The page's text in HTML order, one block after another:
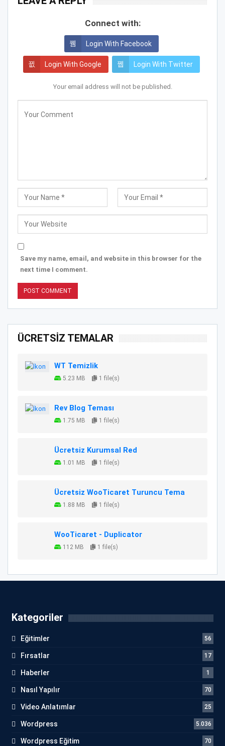
Connect with:
Login With Facebook
Login With Google Login With Twitter
Your email address will not be published.
Save my name, email, and website in this browser for the
next time I comment.
ÜCRETSİZ TEMALAR
WT Temizlik
5.23 MB 1 file(s)
Rev Blog Teması
1.75 MB 1 file(s)
Ücretsiz Kurumsal Red
1.01 MB 1 file(s)
Ücretsiz WooTicaret Turuncu Tema
1.88 MB 1 file(s)
WooTicaret - Duplicator
112 MB 1 file(s)
Kategoriler
Eğitimler 56
Fırsatlar 17
Haberler 1
Nasıl Yapılır 70
Video Anlatımlar 25
Wordpress 5.036
Wordpress Eğitim 70